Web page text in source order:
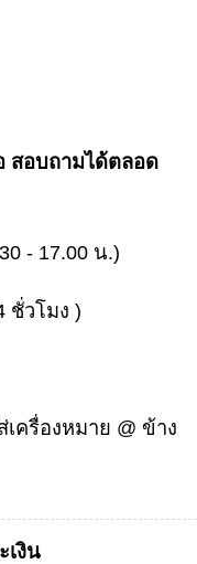
สอบถามได้ตลอด
- 17.00 น.)
ชั่วโมง )
เครื่องหมาย @ ข้าง
เงิน